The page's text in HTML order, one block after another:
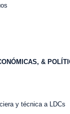
ÓMICAS, & POL
técnica a LDCs